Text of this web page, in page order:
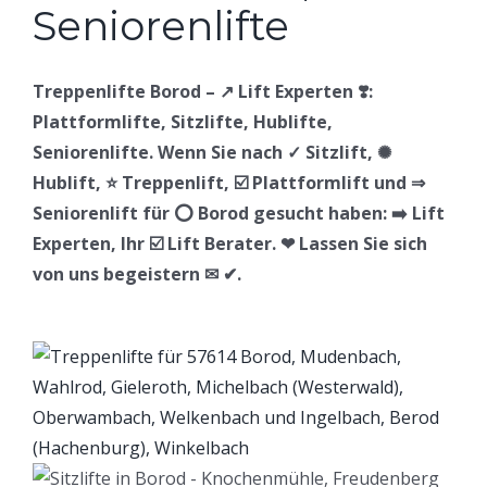
Treppenlifte Borod – ↗️ Lift Experten ❣️:
Plattformlifte, Sitzlifte, Hublifte,
Seniorenlifte. Wenn Sie nach ✓ Sitzlift, ✺
Hublift, ⭐ Treppenlift, ☑️ Plattformlift und ⇒
Seniorenlift für ⭕ Borod gesucht haben: ➡️ Lift
Experten, Ihr ☑️ Lift Berater. ❤ Lassen Sie sich
von uns begeistern ✉ ✔.